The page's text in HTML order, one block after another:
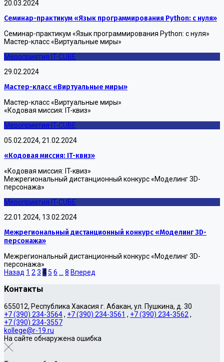
20.03.2024
Семинар-практикум «Язык программирования Python: с нуля»
Семинар-практикум «Язык программирования Python: с нуля»
Мастер-класс «Виртуальные миры»
Мероприятия IT-CUBE
29.02.2024
Мастер-класс «Виртуальные миры»
Мастер-класс «Виртуальные миры»
«Кодовая миссия: IT-квиз»
Мероприятия IT-CUBE
05.02.2024, 21.02.2024
«Кодовая миссия: IT-квиз»
«Кодовая миссия: IT-квиз»
Межрегиональный дистанционный конкурс «Моделинг 3D-
персонажа»
Мероприятия IT-CUBE
22.01.2024, 13.02.2024
Межрегиональный дистанционный конкурс «Моделинг 3D-
персонажа»
Межрегиональный дистанционный конкурс «Моделинг 3D-
персонажа»
Назад 1 2 3 45 6 8 Вперед
Контакты
655012, Республика Хакасия г. Абакан, ул. Пушкина, д. 30
+7 (390) 234-3564, +7 (390) 234-3561 , +7 (390) 234-3562 ,
+7 (390) 234-3557
kollege@r-19.ru
На сайте обнаружена ошибка